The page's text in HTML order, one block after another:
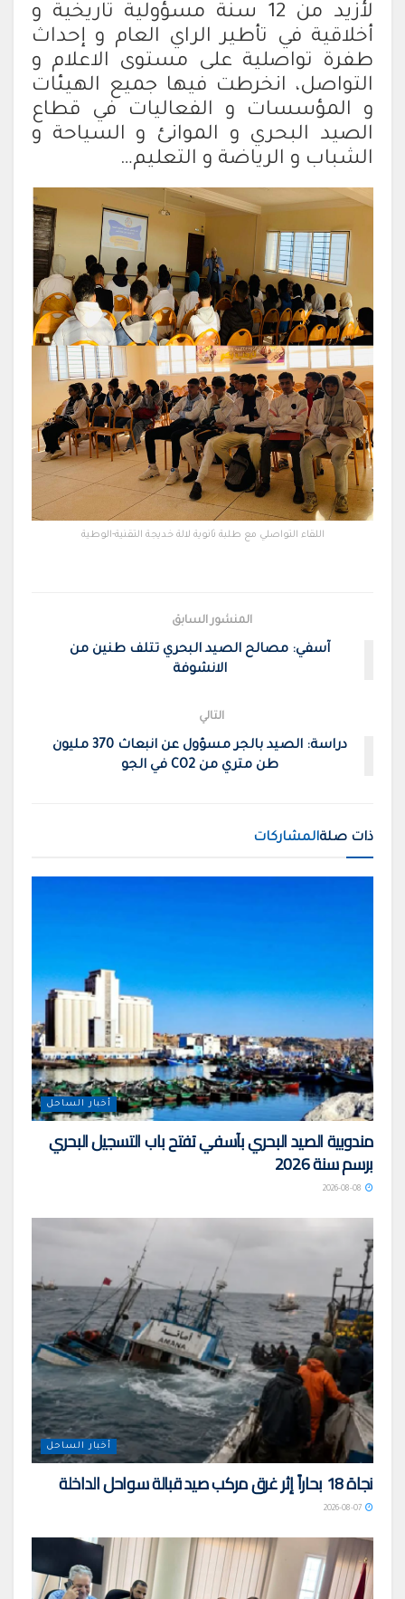
لأزيد من 12 سنة مسؤولية تاريخية و
أخلاقية في تأطير الراي العام و إحداث
طفرة تواصلية على مستوى الاعلام و
التواصل، انخرطت فيها جميع الهيئات
و المؤسسات و الفعاليات في قطاع
الصيد البحري و الموانئ و السياحة و
الشباب و الرياضة و التعليم…
اللقاء التواصلي مع طلبة ثانوية لالة خديجة التقنية-الوطية
المنشور السابق
آسفي: مصالح الصيد البحري تتلف طنين من
الانشوفة
التالي
دراسة: الصيد بالجر مسؤول عن انبعاث 370 مليون
طن متري من CO2 في الجو
ذات صلةالمشاركات
أخبار الساحل
مندوبية الصيد البحري بآسفي تفتح باب التسجيل البحري
برسم سنة 2026
أخبار الساحل
نجاة 18 بحاراً إثر غرق مركب صيد قبالة سواحل الداخلة